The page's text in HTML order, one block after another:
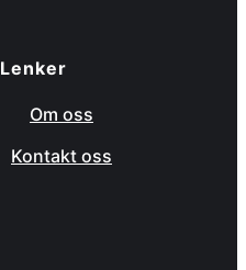
Lenker
Om oss
Kontakt oss